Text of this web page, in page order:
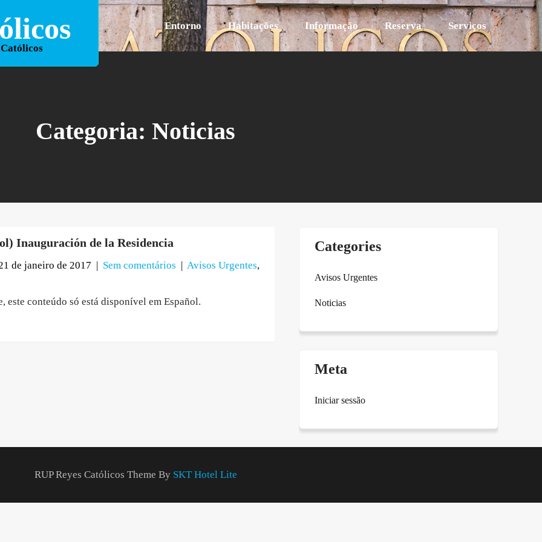
Entorno Habitações Informação Reserva Serviços
Categoria: Noticias
Inauguración de la Residencia
de janeiro de 2017 | Sem comentários | Avisos Urgentes,
este conteúdo só está disponível em Español.
Categories
Avisos Urgentes
Noticias
Meta
Iniciar sessão
RUP Reyes Católicos Theme By SKT Hotel Lite